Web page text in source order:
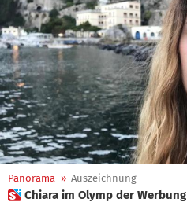
Panorama » Auszeichnung
 Chiara im Olymp der Werbung